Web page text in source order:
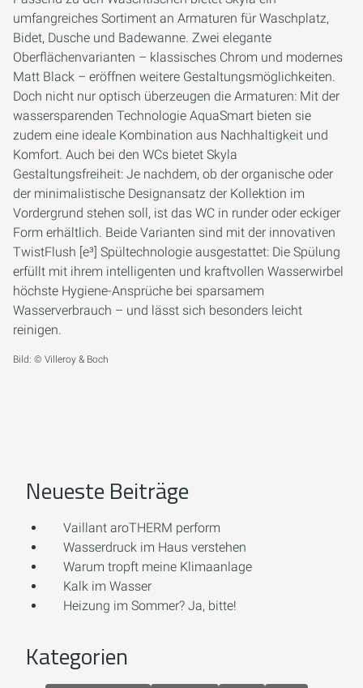
umfangreiches Sortiment an Armaturen für Waschplatz,
Bidet, Dusche und Badewanne. Zwei elegante
Oberflächenvarianten – klassisches Chrom und modernes
Matt Black – eröffnen weitere Gestaltungsmöglichkeiten.
Doch nicht nur optisch überzeugen die Armaturen: Mit der
wassersparenden Technologie AquaSmart bieten sie
zudem eine ideale Kombination aus Nachhaltigkeit und
Komfort. Auch bei den WCs bietet Skyla
Gestaltungsfreiheit: Je nachdem, ob der organische oder
der minimalistische Designansatz der Kollektion im
Vordergrund stehen soll, ist das WC in runder oder eckiger
Form erhältlich. Beide Varianten sind mit der innovativen
TwistFlush [e³] Spültechnologie ausgestattet: Die Spülung
erfüllt mit ihrem intelligenten und kraftvollen Wasserwirbel
höchste Hygiene-Ansprüche bei sparsamem
Wasserverbrauch – und lässt sich besonders leicht
reinigen.
Bild: © Villeroy & Boch
Neueste Beiträge
Vaillant aroTHERM perform
Wasserdruck im Haus verstehen
Warum tropft meine Klimaanlage
Kalk im Wasser
Heizung im Sommer? Ja, bitte!
Kategorien